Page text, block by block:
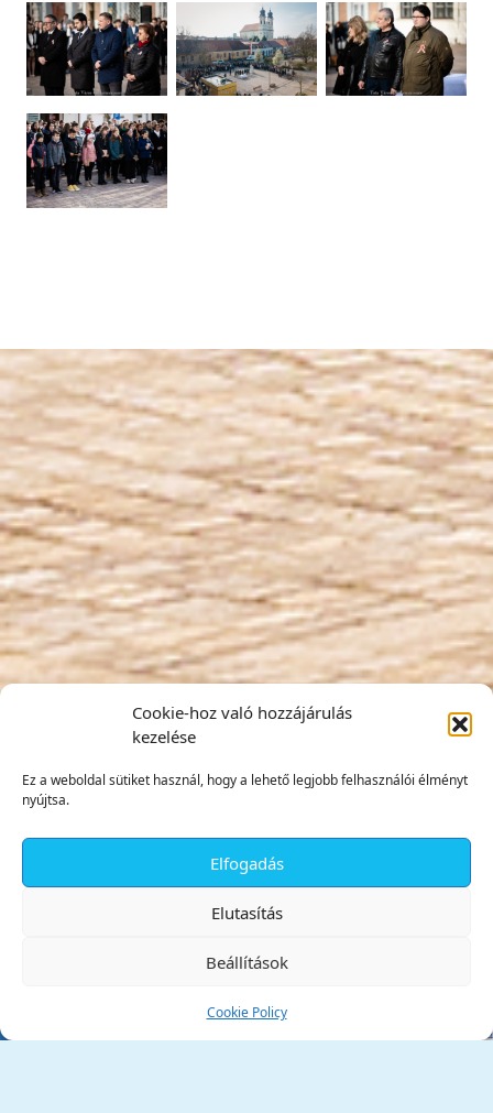
Cookie-hoz való hozzájárulás
kezelése
Ez a weboldal sütiket használ, hogy a lehető legjobb felhasználói élményt
nyújtsa.
Elfogadás
Elutasítás
Beállítások
Cookie Policy
Tata Város Önkormányzata
✕